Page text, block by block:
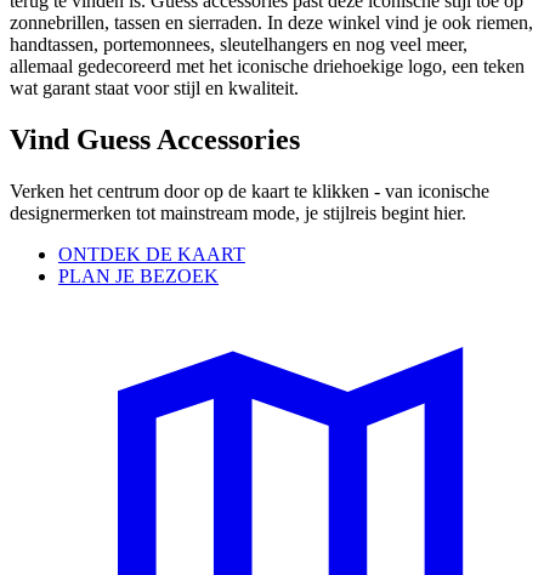
zonnebrillen, tassen en sierraden. In deze winkel vind je ook riemen,
handtassen, portemonnees, sleutelhangers en nog veel meer,
allemaal gedecoreerd met het iconische driehoekige logo, een teken
wat garant staat voor stijl en kwaliteit.
Vind Guess Accessories
Verken het centrum door op de kaart te klikken - van iconische
designermerken tot mainstream mode, je stijlreis begint hier.
ONTDEK DE KAART
PLAN JE BEZOEK